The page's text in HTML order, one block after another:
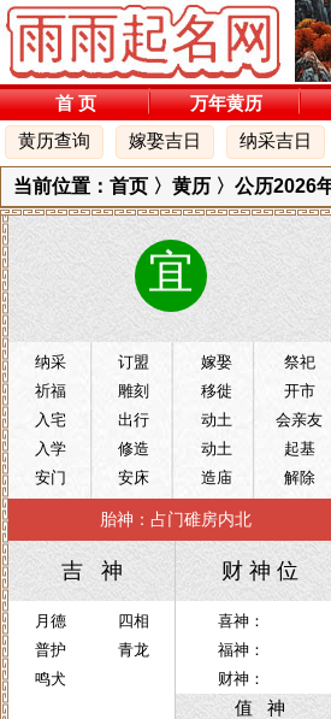
首 页 万年黄历
黄历查询
嫁娶吉日 纳采吉日
当前位置： 首页 〉 黄历 〉公历2026
宜
纳采 订盟 嫁娶
祭祀
祈福
雕刻 移徙
开市
入宅
出行 动土
会亲友
入学
修造 动土
起基
安门
安床 造庙
解除
开池 造畜稠
胎神：占门碓房内北
吉 神
月德
四相
普护
青龙
鸣犬
财 神 位
喜神：
福神：
财神：
值 神